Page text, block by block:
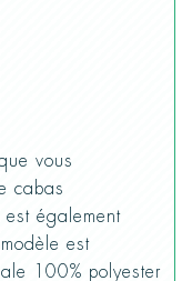
vous
cabas
également
est
100% polyester